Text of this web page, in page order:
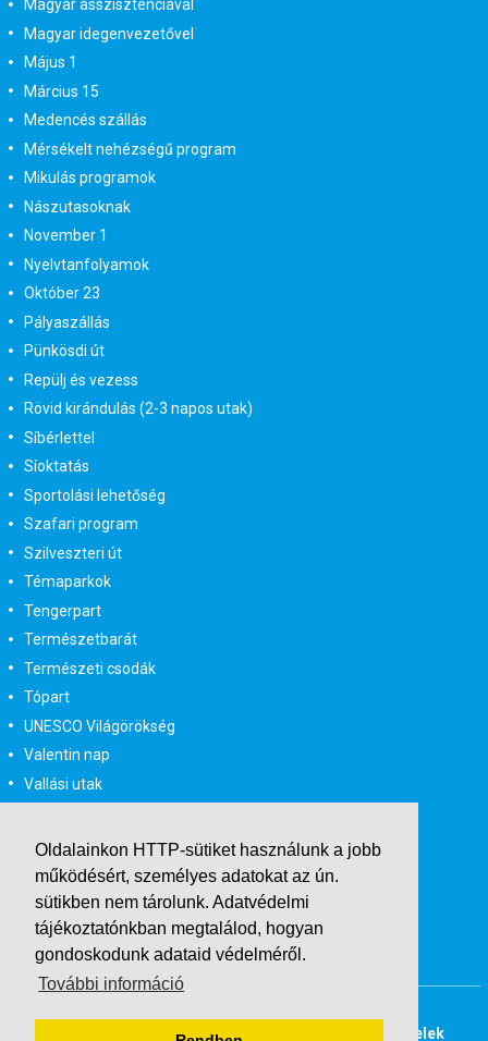
Oldalainkon HTTP-sütiket használunk a jobb
működésért, személyes adatokat az ún.
sütikben nem tárolunk. Adatvédelmi
tájékoztatónkban megtalálod, hogyan
gondoskodunk adataid védelméről.
További információ
Magyar asszisztenciával
Magyar idegenvezetővel
Május 1
Március 15
Medencés szállás
Mérsékelt nehézségű program
Mikulás programok
Nászutasoknak
November 1
Nyelvtanfolyamok
Október 23
Pályaszállás
Pünkösdi út
Repülj és vezess
Rövid kirándulás (2-3 napos utak)
Síbérlettel
Síoktatás
Sportolási lehetőség
Szafari program
Szilveszteri út
Témaparkok
Tengerpart
Természetbarát
Természeti csodák
Tópart
UNESCO Világörökség
Valentin nap
Vallási utak
Városlátogatás egyénileg
Velencei karnevál
Vidéki felszállással
Wellness
Zene tematika
Adatvédelmi tájékoztató
Általános Szerződési Feltételek